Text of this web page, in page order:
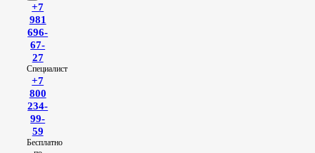
+7
981
696-
67-
27
Специалист
+7
800
234-
99-
59
Бесплатно